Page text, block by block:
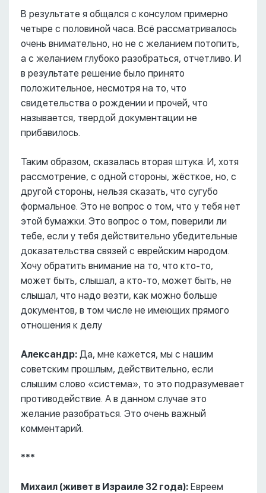
В результате я общался с консулом примерно
четыре с половиной часа. Всё рассматривалось
очень внимательно, но не с желанием потопить,
а с желанием глубоко разобраться, отчетливо. И
в результате решение было принято
положительное, несмотря на то, что
свидетельства о рождении и прочей, что
называется, твердой документации не
прибавилось.
Таким образом, сказалась вторая штука. И, хотя
рассмотрение, с одной стороны, жёсткое, но, с
другой стороны, нельзя сказать, что сугубо
формальное. Это не вопрос о том, что у тебя нет
этой бумажки. Это вопрос о том, поверили ли
тебе, если у тебя действительно убедительные
доказательства связей с еврейским народом.
Хочу обратить внимание на то, что кто-то,
может быть, слышал, а кто-то, может быть, не
слышал, что надо везти, как можно больше
документов, в том числе не имеющих прямого
отношения к делу
Александр: Да, мне кажется, мы с нашим
советским прошлым, действительно, если
слышим слово «система», то это подразумевает
противодействие. А в данном случае это
желание разобраться. Это очень важный
комментарий.
***
Михаил (живет в Израиле 32 года): Евреем